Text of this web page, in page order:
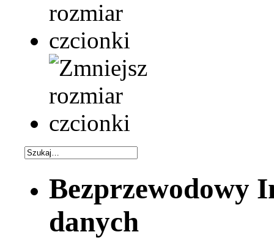
Bezprzewodowy
danych